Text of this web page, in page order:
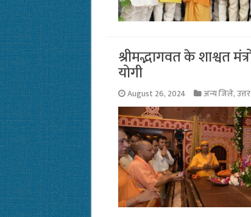
श्रीमद्भागवत के शाश्वत
योगी
August 26, 2024 अन्य जिले,